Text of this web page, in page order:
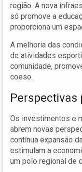
região. A nova
só promove a
proporciona um
A melhoria das
de atividades
comunidade,
coeso.
Perspectivas
Os investimentos e
abrem novas
contínua expansão
estimulam a
um polo regional de